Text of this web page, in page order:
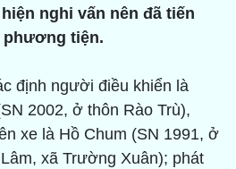
nghi vấn nên đã tiến
phương tiện.
định người điều khiển là
2002, ở thôn Rào Trù),
xe là Hồ Chum (SN 1991, ở
xã Trường Xuân); phát